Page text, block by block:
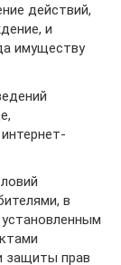
действий,
и
имуществу
в
защиты прав